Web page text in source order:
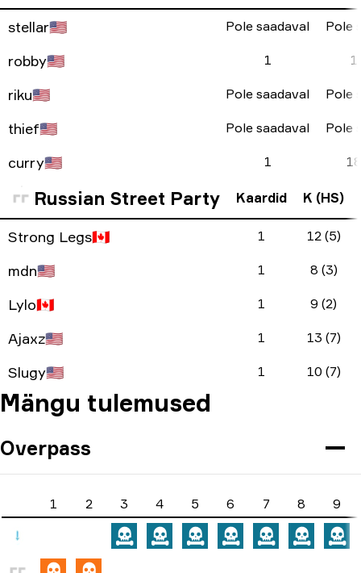
stellar🇺🇸 Pole saadaval Pole
robby🇺🇸 1
riku🇺🇸 Pole saadaval Pole
thief🇺🇸 Pole saadaval Pole
curry🇺🇸 1
Russian Street Party Kaardid K (HS)
Strong Legs🇨🇦 1 12 (5)
mdn🇺🇸 1 8 (3)
Lylo🇨🇦 1 9 (2)
Ajaxz🇺🇸 1 13 (7)
Slugy🇺🇸 1 10 (7)
Mängu tulemused
Overpass
1 2 3 4 5 6 7 8 9